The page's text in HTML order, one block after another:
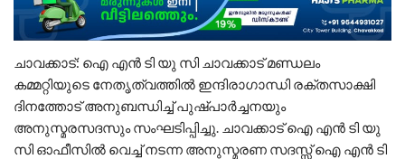
ചാവക്കാട്: ഐ എൻ ടി യു സി ചാവക്കാട് മണ്ഡലം
കമ്മറ്റിയുടെ നേതൃത്വത്തിൽ ഇന്ദിരാഗാന്ധി രക്തസാക്ഷി
ദിനത്തോട് അനുബന്ധിച്ച് പുഷ്പാർച്ചനയും
അനുസ്മരസദസും സംഘടിപ്പിച്ചു. ചാവക്കാട് ഐ എൻ ടി യു
സി ഓഫീസിൽ വെച്ച് നടന്ന അനുസ്മരണ സദസ്സ് ഐ എൻ ടി